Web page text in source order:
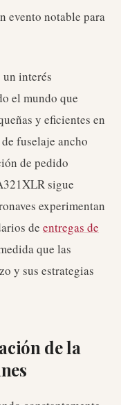
evento notable para
interés
el mundo que
y eficientes en
fuselaje ancho
de pedido
sigue
experimentan
de entregas de
que las
y sus estrategias
de la